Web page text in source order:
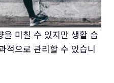
미칠 수 있지만 생활 습
적으로 관리할 수 있습니